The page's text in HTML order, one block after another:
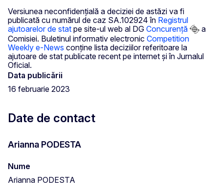
Versiunea neconfidențială a deciziei de astăzi va fi
publicată cu numărul de caz SA.102924 în Registrul
ajutoarelor de stat pe site-ul web al DG Concurență
a
Comisiei. Buletinul informativ electronic Competition
Weekly e-News conține lista deciziilor referitoare la
ajutoare de stat publicate recent pe internet și în Jurnalul
Oficial.
Data publicării
16 februarie 2023
Date de contact
Arianna PODESTA
Nume
Arianna PODESTA